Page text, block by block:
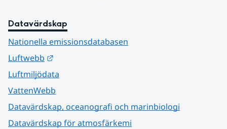
Datavärdskap
Nationella emissionsdatabasen
Luftwebb
Luftmiljödata
VattenWebb
Datavärdskap, oceanografi och marinbiologi
Datavärdskap för atmosfärkemi